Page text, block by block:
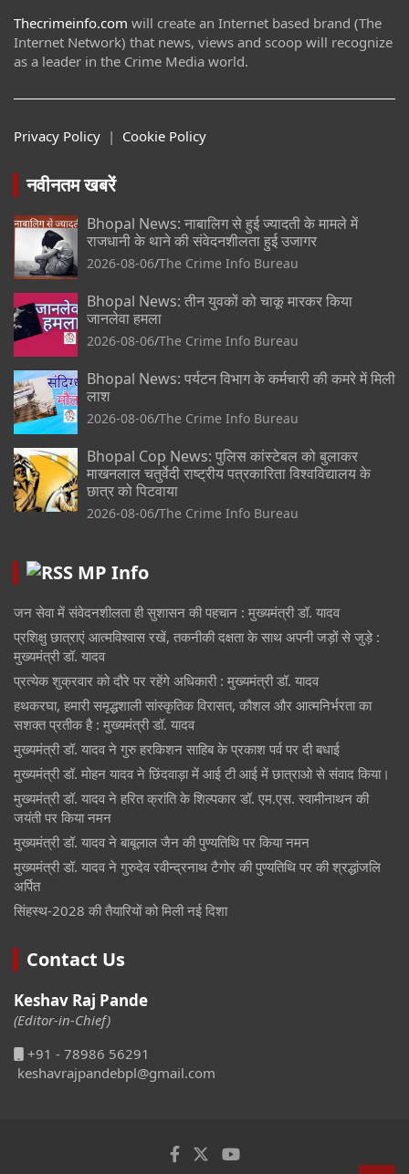
Thecrimeinfo.com will create an Internet based brand (The
Internet Network) that news, views and scoop will recognize
as a leader in the Crime Media world.
Privacy Policy | Cookie Policy
नवीनतम खबरें
Bhopal News: नाबालिग से हुई ज्यादती के मामले में
राजधानी के थाने की संवेदनशीलता हुई उजागर
2026-08-06 The Crime Info Bureau
Bhopal News: तीन युवकों को चाकू मारकर किया
जानलेवा हमला
2026-08-06 The Crime Info Bureau
Bhopal News: पर्यटन विभाग के कर्मचारी की कमरे में मिली
लाश
2026-08-06 The Crime Info Bureau
Bhopal Cop News: पुलिस कांस्टेबल को बुलाकर
माखनलाल चतुर्वेदी राष्ट्रीय पत्रकारिता विश्वविद्यालय के
छात्र को पिटवाया
2026-08-06 The Crime Info Bureau
MP Info
जन सेवा में संवेदनशीलता ही सुशासन की पहचान : मुख्यमंत्री डॉ. यादव
प्रशिक्षु छात्राएं आत्मविश्वास रखें, तकनीकी दक्षता के साथ अपनी जड़ों से जुड़े :
मुख्यमंत्री डॉ. यादव
प्रत्येक शुक्रवार को दौरे पर रहेंगे अधिकारी : मुख्यमंत्री डॉ. यादव
हथकरघा, हमारी समृद्धशाली सांस्कृतिक विरासत, कौशल और आत्मनिर्भरता का
सशक्त प्रतीक है : मुख्यमंत्री डॉ. यादव
मुख्यमंत्री डॉ. यादव ने गुरु हरकिशन साहिब के प्रकाश पर्व पर दी बधाई
मुख्यमंत्री डॉ. मोहन यादव ने छिंदवाड़ा में आई टी आई में छात्राओ से संवाद किया।
मुख्यमंत्री डॉ. यादव ने हरित क्रांति के शिल्पकार डॉ. एम.एस. स्वामीनाथन की
जयंती पर किया नमन
मुख्यमंत्री डॉ. यादव ने बाबूलाल जैन की पुण्यतिथि पर किया नमन
मुख्यमंत्री डॉ. यादव ने गुरुदेव रवीन्द्रनाथ टैगोर की पुण्यतिथि पर की श्रद्धांजलि
अर्पित
सिंहस्थ-2028 की तैयारियों को मिली नई दिशा
Contact Us
Keshav Raj Pande
(Editor-in-Chief)
+91 - 78986 56291
keshavrajpandebpl@gmail.com